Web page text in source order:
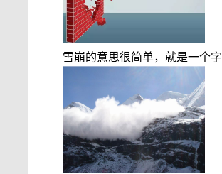
雪崩的意思很简单，就是一个字